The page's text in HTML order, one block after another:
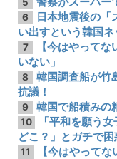
6
日本地震後の「
い出すという韓国
7
【今はやって
いない」
8
韓国調査船が竹
抗議！
9 韓国で船積み
10
「平和を願う
どこ？」とガチで
11
【今はやって